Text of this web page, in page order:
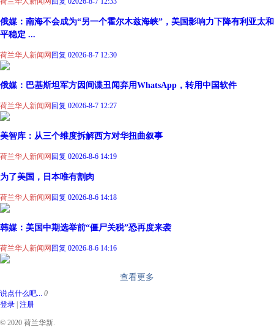
俄媒：南海不会成为“另一个霍尔木兹海峡”，美国影响力下降有利亚太和
平稳定 ...
荷兰华人新闻网 回复 02026-8-7 12:30
俄媒：巴基斯坦军方因间谍丑闻弃用WhatsApp，转用中国软件
荷兰华人新闻网 回复 02026-8-7 12:27
美智库：从三个维度拆解西方对华扭曲叙事
荷兰华人新闻网 回复 02026-8-6 14:19
为了美国，日本唯有割肉
荷兰华人新闻网 回复 02026-8-6 14:18
韩媒：美国中期选举前“僵尸关税”恐再度来袭
荷兰华人新闻网 回复 02026-8-6 14:16
查看更多
说点什么吧... 0
登录 注册
© 2020 荷兰华新.